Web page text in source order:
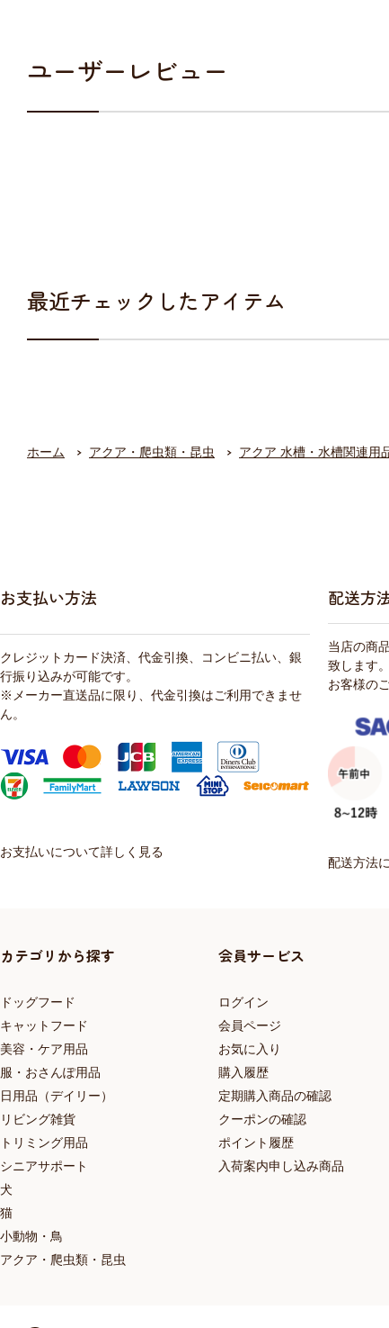
ユーザーレビュー
最近チェックしたアイテム
ホーム アクア・爬虫類・昆虫 アクア 水槽・水槽関連用
お支払い方法
クレジットカード決済、代金引換、コンビニ払い、銀
行振り込みが可能です。
※メーカー直送品に限り、代金引換はご利用できませ
ん。
お支払いについて詳しく見る
配送方
当店の商
致します。
お客様の
配送方法
カテゴリから探す
ドッグフード
キャットフード
美容・ケア用品
服・おさんぽ用品
日用品（デイリー）
リビング雑貨
トリミング用品
シニアサポート
犬
猫
小動物・鳥
アクア・爬虫類・昆虫
会員サービス
ログイン
会員ページ
お気に入り
購入履歴
定期購入商品の確認
クーポンの確認
ポイント履歴
入荷案内申し込み商品